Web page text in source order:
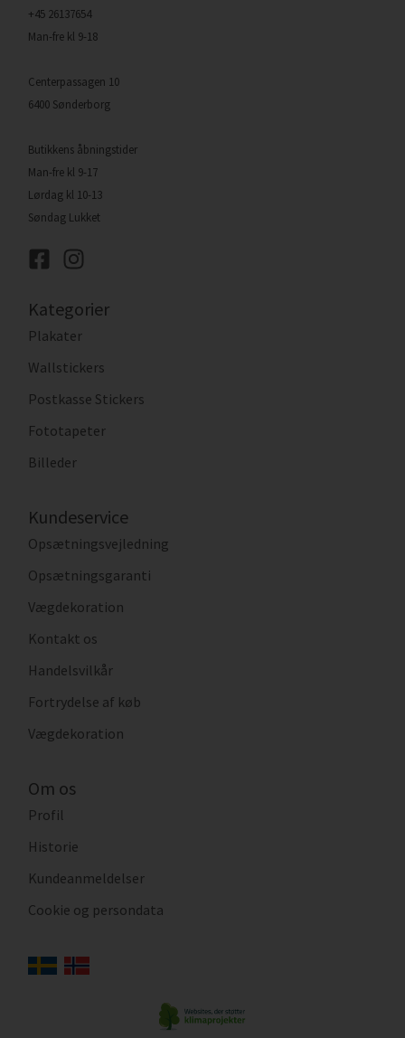
+45 26137654
Man-fre kl 9-18
Centerpassagen 10
6400 Sønderborg
Butikkens åbningstider
Man-fre kl 9-17
Lørdag kl 10-13
Søndag Lukket
Kategorier
Plakater
Wallstickers
Postkasse Stickers
Fototapeter
Billeder
Kundeservice
Opsætningsvejledning
Opsætningsgaranti
Vægdekoration
Kontakt os
Handelsvilkår
Fortrydelse af køb
Vægdekoration
Om os
Profil
Historie
Kundeanmeldelser
Cookie og persondata